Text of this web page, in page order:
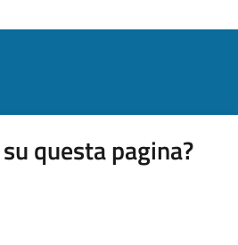
questa pagina?